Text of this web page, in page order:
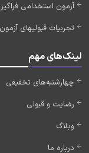
آزمون استخدامی
تجربیات قبولیهای
لینک‌های مهم
چهارشنبه‌های تخفیفی
رضایت و قبولی
وبلاگ
درباره ما